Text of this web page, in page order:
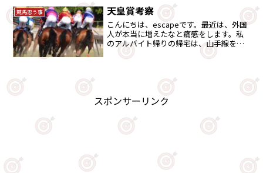
競馬思う事 天皇賞考察
こんにちは、escapeです。最近は、外国
人が本当に増えたなと痛感をします。私
のアルバイト帰りの帰宅は、山手線を使
います。すると、結構な数の外国人が見
いれればかなりの数...
スポンサーリンク